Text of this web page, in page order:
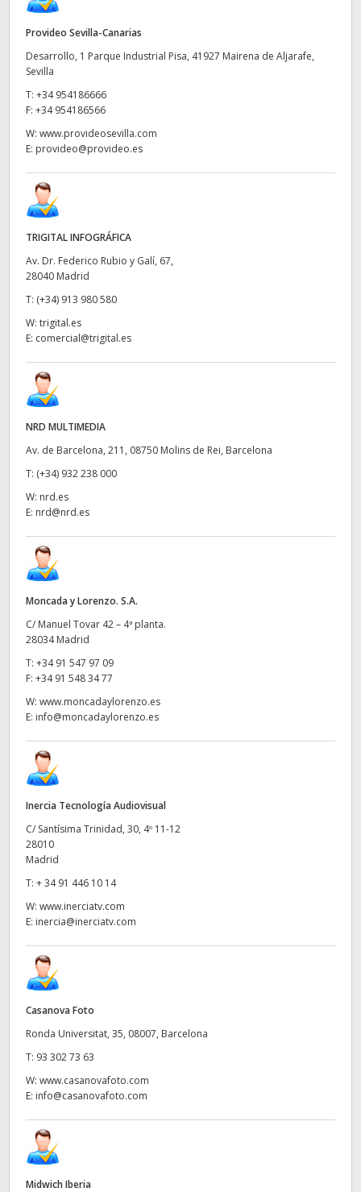
Provideo Sevilla-Canarias
Desarrollo, 1 Parque Industrial Pisa, 41927 Mairena de Aljarafe,
Sevilla
T: +34 954186666
F: +34 954186566
W: www.provideosevilla.com
E: provideo@provideo.es
TRIGITAL INFOGRÁFICA
Av. Dr. Federico Rubio y Galí, 67,
28040 Madrid
T: (+34) 913 980 580
W: trigital.es
E: comercial@trigital.es
NRD MULTIMEDIA
Av. de Barcelona, 211, 08750 Molins de Rei, Barcelona
T: (+34) 932 238 000
W: nrd.es
E: nrd@nrd.es
Moncada y Lorenzo. S.A.
C/ Manuel Tovar 42 – 4ª planta.
28034 Madrid
T: +34 91 547 97 09
F: +34 91 548 34 77
W: www.moncadaylorenzo.es
E: info@moncadaylorenzo.es
Inercia Tecnología Audiovisual
C/ Santísima Trinidad, 30, 4º 11-12
28010
Madrid
T: + 34 91 446 10 14
W: www.inerciatv.com
E: inercia@inerciatv.com
Casanova Foto
Ronda Universitat, 35, 08007, Barcelona
T: 93 302 73 63
W: www.casanovafoto.com
E: info@casanovafoto.com
Midwich Iberia